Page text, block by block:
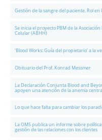
Gestión de la sangre del paciente. Rol
Se inicia el proyecto PBM de la
Celular (ABHH)
‘Blood Works: Guía del propietario’ a la
Obituario del Prof. Konrad Messmer
La Declaración Conjunta Blood and
apoyen una atención de la anemia
Lo que hace falta para cambiar los
La OMS publica un informe sobre
gestión de las relaciones con los clientes